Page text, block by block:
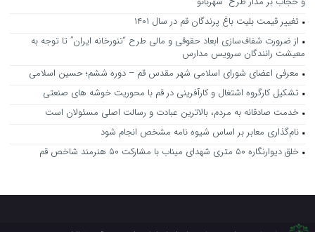
تغییر قیمت بلیت باغ پرندگان قم در سال ۱۴۰۱
از ضرورت شفاف‌سازی ابعاد حقوقی و مالی طرح “تنورخانه ایران” تا توجه به
معیشت رانندگان سرویس مدارس
معرفی اعضای شورای اسلامی شهر مقدس قم – دوره ششم؛ حسین اسلامی
تشکیل کارگروه اشتغال و کارآفرینی در قم با محوریت خوشه های صنعتی
خدمت صادقانه به مردم، بالاترین عبادت و رسالت اصلی مسئولان است
نام‌گذاری معابر بر اساس شیوه نامه مشخص انجام شود
خلق دیوارنگاره ۵۰ متری شهدای میناب با مشارکت ۵۰ هنرمند شاخص قم